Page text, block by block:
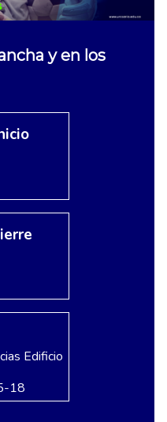
y en los
Edificio
18